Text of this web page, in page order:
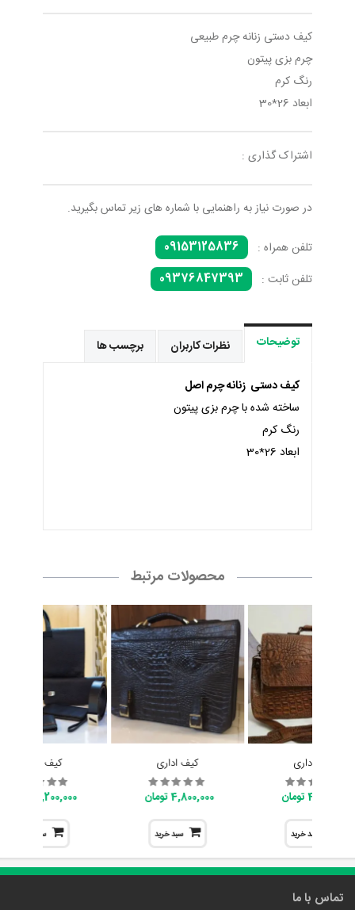
کیف دستی زنانه چرم طبیعی
چرم بزی پیتون
رنگ کرم
ابعاد 26*30
اشتراک گذاری :
در صورت نیاز به راهنمایی با شماره های زیر تماس بگیرید.
تلفن همراه :
09153125836
تلفن ثابت :
09376847393
توضیحات نظرات کاربران برچسب ها
کیف دستی زنانه چرم اصل
ساخته شده با چرم بزی پیتون
رنگ کرم
ابعاد 26*30
محصولات مرتبط
کیف اداری
4,800,000 تومان
سبد خرید
کیف اداری
4,800,000 تومان
سبد خرید
کیف اداری
7,200,000 تومان
سبد خرید
تماس با ما